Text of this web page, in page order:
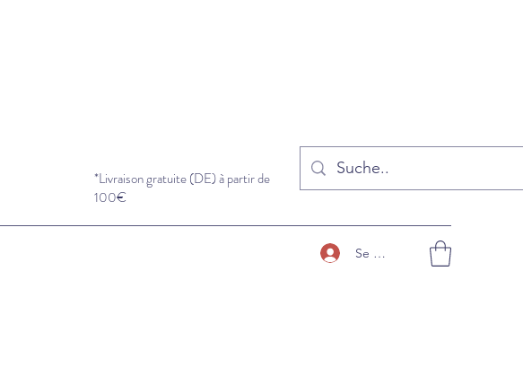
Se connecter
*Livraison gratuite (DE) à partir de
100€